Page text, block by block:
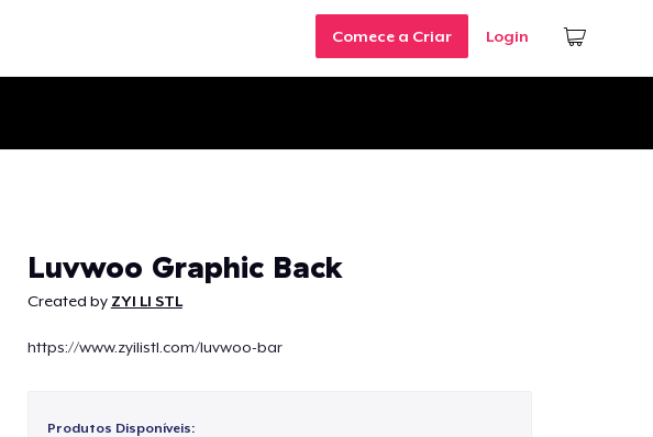
Comece a Criar Login
Luvwoo Graphic Back
Created by ZYI LI STL
https://www.zyilistl.com/luvwoo-bar
Produtos Disponíveis: